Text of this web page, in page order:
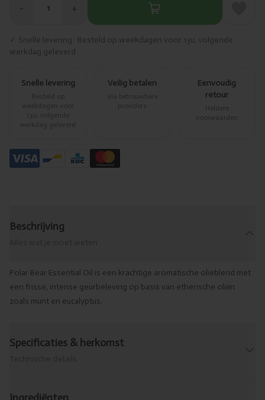
− 1 +
✓ Snelle levering · Besteld op weekdagen voor 13u, volgende
werkdag geleverd
Snelle levering
Besteld op
weekdagen voor
13u, volgende
werkdag geleverd
Veilig betalen
Via betrouwbare
providers
Eenvoudig
retour
Heldere
voorwaarden
Beschrijving
Polar Bear Essential Oil is een krachtige aromatische olieblend met
een frisse, intense geurbeleving op basis van etherische oliën
zoals munt en eucalyptus.
Specificaties & herkomst
Ingrediënten